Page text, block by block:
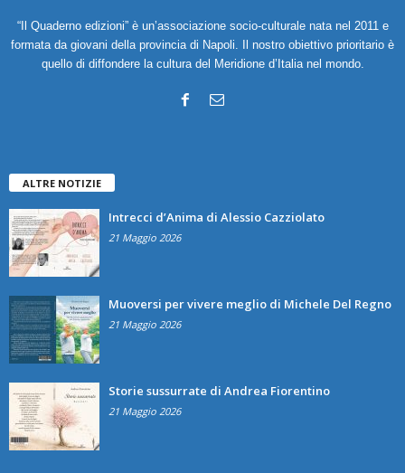
“Il Quaderno edizioni” è un’associazione socio-culturale nata nel 2011 e
formata da giovani della provincia di Napoli. Il nostro obiettivo prioritario è
quello di diffondere la cultura del Meridione d’Italia nel mondo.
ALTRE NOTIZIE
Intrecci d’Anima di Alessio Cazziolato
21 Maggio 2026
Muoversi per vivere meglio di Michele Del Regno
21 Maggio 2026
Storie sussurrate di Andrea Fiorentino
21 Maggio 2026